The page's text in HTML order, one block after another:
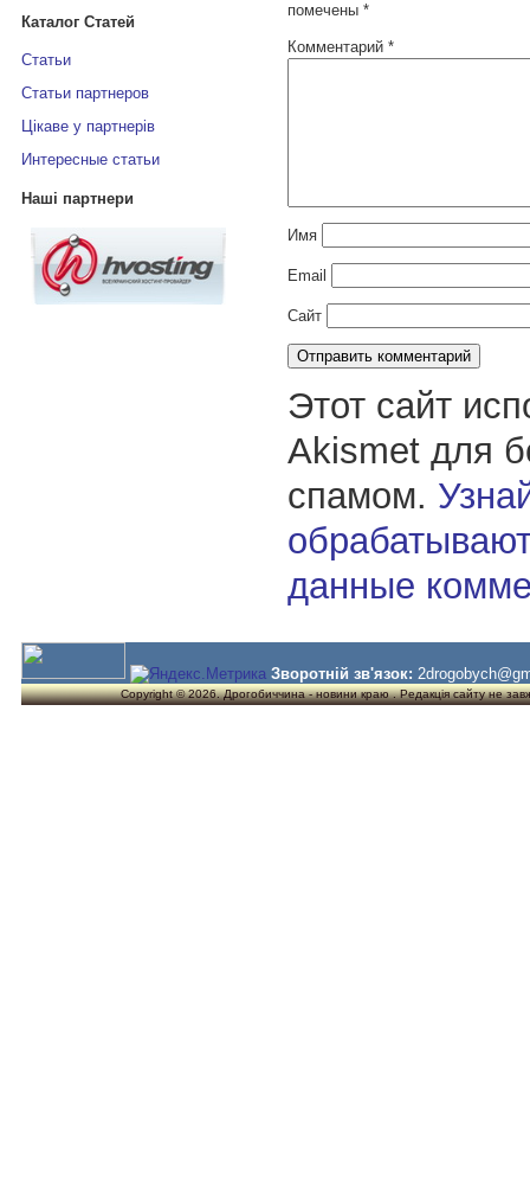
Каталог Статей
Статьи
Статьи партнеров
Цікаве у партнерів
Интересные статьи
Наші партнери
помечены *
Комментарий *
Имя
Email
Сайт
Этот сайт
Akismet для
спамом.
данные
Зворотній зв'язок:
Copyright © 2026. Дрогобиччина - новини краю . Редакція сайту не